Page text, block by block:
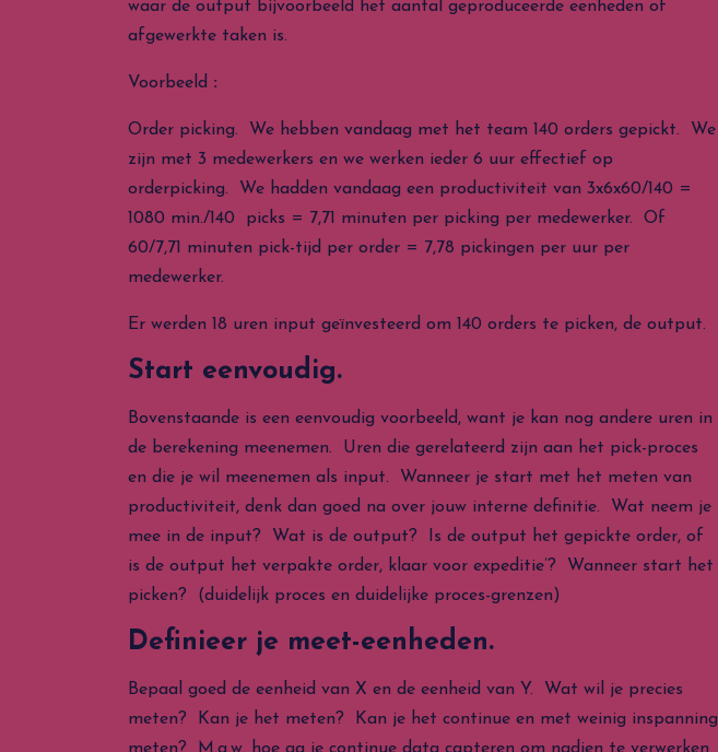
waar de output bijvoorbeeld het aantal geproduceerde eenheden of
afgewerkte taken is.
Voorbeeld :
Order picking. We hebben vandaag met het team 140 orders gepickt. We
zijn met 3 medewerkers en we werken ieder 6 uur effectief op
orderpicking. We hadden vandaag een productiviteit van 3x6x60/140 =
1080 min./140 picks = 7,71 minuten per picking per medewerker. Of
60/7,71 minuten pick-tijd per order = 7,78 pickingen per uur per
medewerker.
Er werden 18 uren input geïnvesteerd om 140 orders te picken, de output.
Start eenvoudig.
Bovenstaande is een eenvoudig voorbeeld, want je kan nog andere uren in
de berekening meenemen. Uren die gerelateerd zijn aan het pick-proces
en die je wil meenemen als input. Wanneer je start met het meten van
productiviteit, denk dan goed na over jouw interne definitie. Wat neem je
mee in de input? Wat is de output? Is de output het gepickte order, of
is de output het verpakte order, klaar voor expeditie’? Wanneer start het
picken? (duidelijk proces en duidelijke proces-grenzen)
Definieer je meet-eenheden.
Bepaal goed de eenheid van X en de eenheid van Y. Wat wil je precies
meten? Kan je het meten? Kan je het continue en met weinig inspanning